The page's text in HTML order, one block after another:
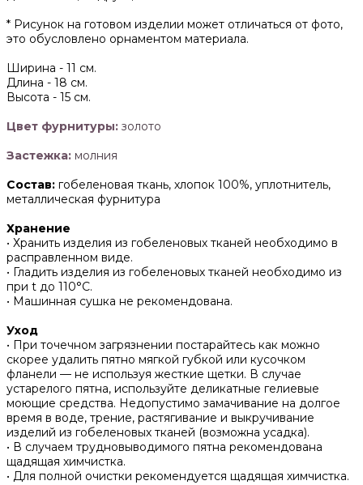
* Рисунок на готовом изделии может отличаться от фото,
это обусловлено орнаментом материала.
Ширина - 11 см.
Длина - 18 см.
Высота - 15 см.
Цвет фурнитуры: золото
Застежка: молния
Состав: гобеленовая ткань, хлопок 100%, уплотнитель,
металлическая фурнитура
Хранение
• Хранить изделия из гобеленовых тканей необходимо в
расправленном виде.
• ‌Гладить изделия из гобеленовых тканей необходимо из
при t до 110°С.
• ‌Машинная сушка не рекомендована.
Уход
• При точечном загрязнении постарайтесь как можно
скорее удалить пятно мягкой губкой или кусочком
фланели — не используя жесткие щетки. В случае
устарелого пятна, используйте деликатные гелиевые
моющие средства. Недопустимо замачивание на долгое
время в воде, трение, растягивание и выкручивание
изделий из гобеленовых тканей (возможна усадка).
• В случаем трудновыводимого пятна рекомендована
щадящая химчистка.
• Для полной очистки рекомендуется щадящая химчистка.